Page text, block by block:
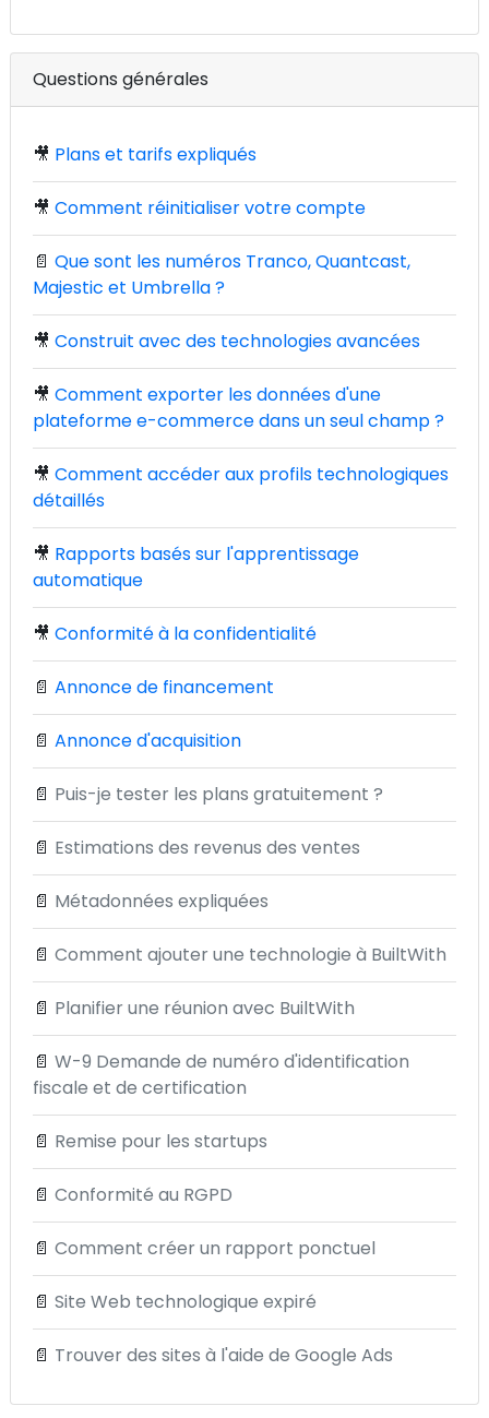
Questions générales
🎥 Plans et tarifs expliqués
🎥 Comment réinitialiser votre compte
📄 Que sont les numéros Tranco, Quantcast,
Majestic et Umbrella ?
🎥 Construit avec des technologies avancées
🎥 Comment exporter les données d'une
plateforme e-commerce dans un seul champ ?
🎥 Comment accéder aux profils technologiques
détaillés
🎥 Rapports basés sur l'apprentissage
automatique
🎥 Conformité à la confidentialité
📄 Annonce de financement
📄 Annonce d'acquisition
📄 Puis-je tester les plans gratuitement ?
📄 Estimations des revenus des ventes
📄 Métadonnées expliquées
📄 Comment ajouter une technologie à BuiltWith
📄 Planifier une réunion avec BuiltWith
📄 W-9 Demande de numéro d'identification
fiscale et de certification
📄 Remise pour les startups
📄 Conformité au RGPD
📄 Comment créer un rapport ponctuel
📄 Site Web technologique expiré
📄 Trouver des sites à l'aide de Google Ads